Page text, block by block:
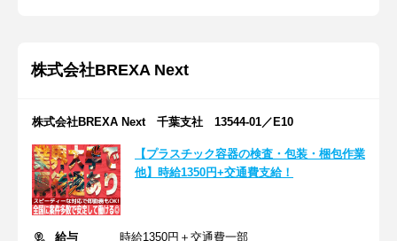
株式会社BREXA Next
株式会社BREXA Next 千葉支社 13544-01／E10
【プラスチック容器の検査・包装・梱包作業
他】時給1350円+交通費支給！
給与 時給1350円＋交通費一部